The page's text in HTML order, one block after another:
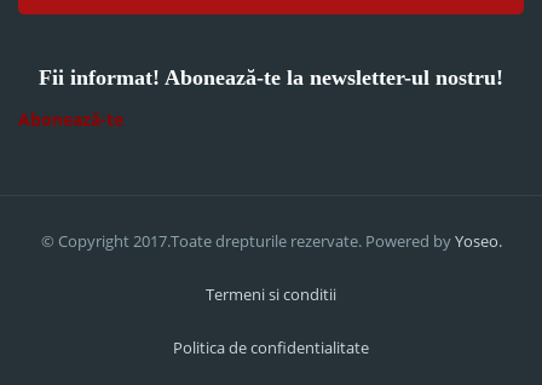
Fii informat! Abonează-te la newsletter-ul nostru!
Abonează-te
© Copyright 2017.Toate drepturile rezervate. Powered byYoseo.
Termeni si conditii
Politica de confidentialitate